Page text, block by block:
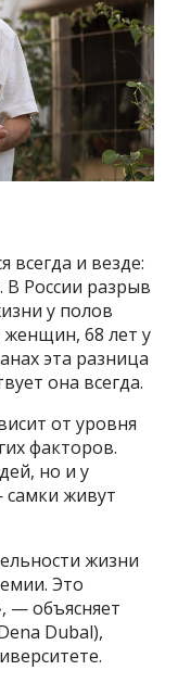
всегда и везде:
России разрыв
у полов
женщин, 68 лет у
эта разница
она всегда.
от уровня
факторов.
но и у
живут
жизни
Это
— объясняет
Dubal),